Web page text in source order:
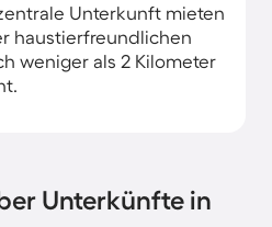
Unterkunft mieten
haustierfreundlichen
weniger als 2 Kilometer
Unterkünfte in